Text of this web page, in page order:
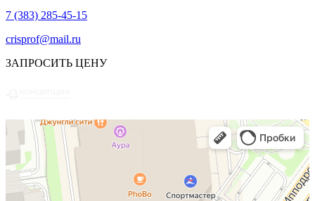
7 (383) 285-45-15
crisprof@mail.ru
ЗАПРОСИТЬ ЦЕНУ